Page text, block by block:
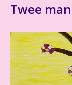
Twee